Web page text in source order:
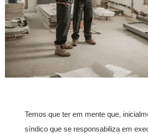
Temos que ter em mente que,
síndico que se responsabiliza em